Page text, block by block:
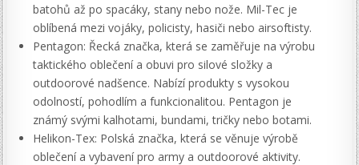
batohů až po spacáky, stany nebo nože. Mil-Tec je
oblíbená mezi vojáky, policisty, hasiči nebo airsoftisty.
Pentagon: Řecká značka, která se zaměřuje na výrobu
taktického oblečení a obuvi pro silové složky a
outdoorové nadšence. Nabízí produkty s vysokou
odolností, pohodlím a funkcionalitou. Pentagon je
známý svými kalhotami, bundami, tričky nebo botami.
Helikon-Tex: Polská značka, která se věnuje výrobě
oblečení a vybavení pro army a outdoorové aktivity.